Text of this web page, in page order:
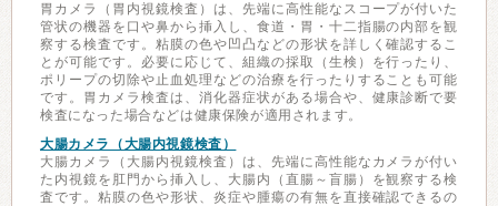
胃カメラ（胃内視鏡検査）は、先端に高性能なスコープが付いた
管状の機器を口や鼻から挿入し、食道・胃・十二指腸の内部を観
察する検査です。粘膜の色や凹凸などの形状を詳しく確認するこ
とが可能です。必要に応じて、組織の採取（生検）を行ったり、
ポリープの切除や止血処理などの治療を行ったりすることも可能
です。胃カメラ検査は、消化器症状がある場合や、健康診断で要
検査になった場合などは健康保険が適用されます。
大腸カメラ（大腸内視鏡検査）
大腸カメラ（大腸内視鏡検査）は、先端に高性能なカメラが付い
た内視鏡を肛門から挿入し、大腸内（直腸～盲腸）を観察する検
査です。粘膜の色や形状、炎症や腫瘍の有無を直接確認できるの